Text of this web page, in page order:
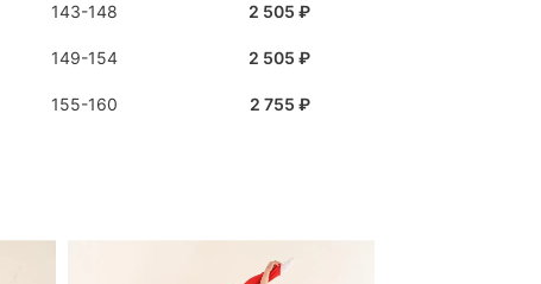
143-148 2 505 ₽
149-154 2 505 ₽
155-160 2 755 ₽